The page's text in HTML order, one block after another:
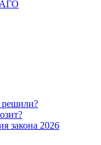
решили?
закона 2026